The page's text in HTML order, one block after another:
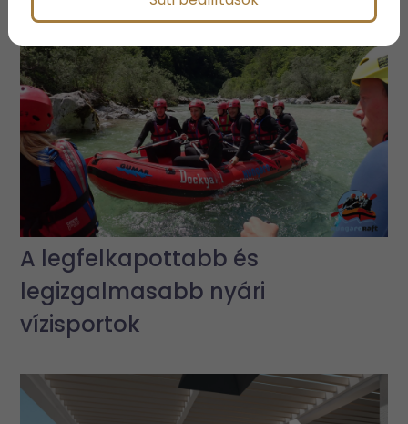
A legfelkapottabb és
legizgalmasabb nyári
vízisportok